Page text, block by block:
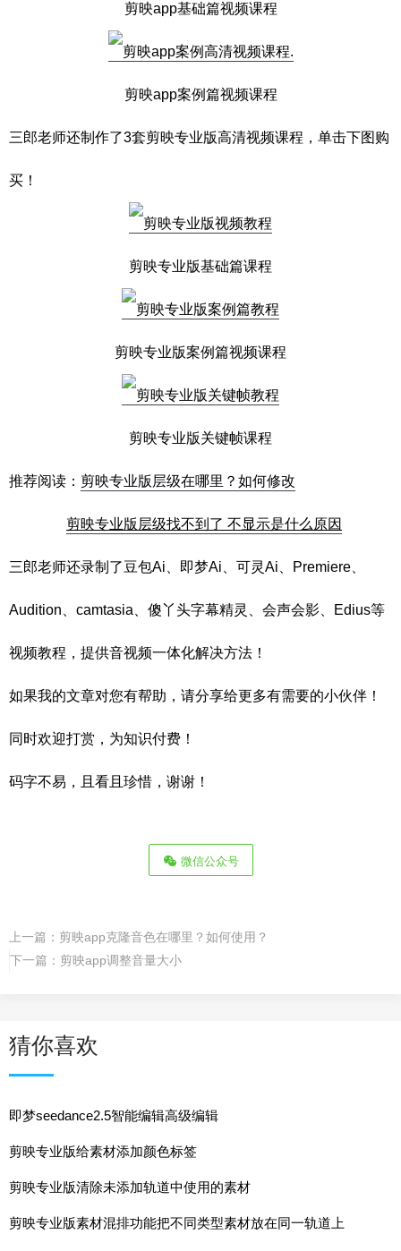
剪映app基础篇视频课程
剪映app案例篇视频课程
三郎老师还制作了3套剪映专业版高清视频课程，单击下图购
买！
剪映专业版基础篇课程
剪映专业版案例篇视频课程
剪映专业版关键帧课程
推荐阅读： 剪映专业版层级在哪里？如何修改
剪映专业版层级找不到了 不显示是什么原因
三郎老师还录制了豆包Ai、即梦Ai、可灵Ai、Premiere、
Audition、camtasia、傻丫头字幕精灵、会声会影、Edius等
视频教程，提供音视频一体化解决方法！
如果我的文章对您有帮助，请分享给更多有需要的小伙伴！
同时欢迎打赏，为知识付费！
码字不易，且看且珍惜，谢谢！
微信公众号
上一篇： 剪映app克隆音色在哪里？如何使用？
下一篇： 剪映app调整音量大小
猜你喜欢
即梦seedance2.5智能编辑高级编辑
剪映专业版给素材添加颜色标签
剪映专业版清除未添加轨道中使用的素材
剪映专业版素材混排功能把不同类型素材放在同一轨道上